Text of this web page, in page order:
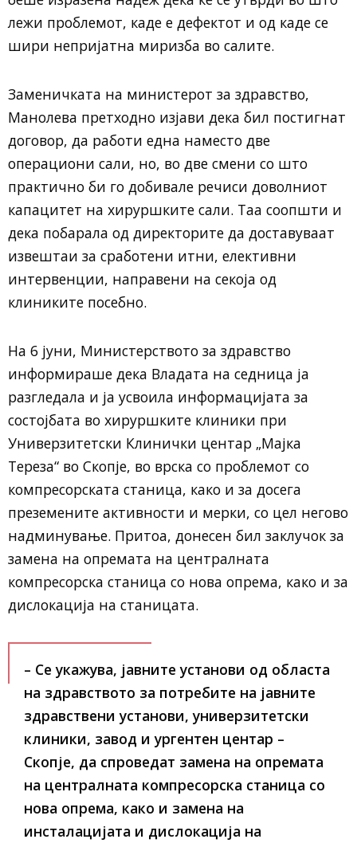
лежи проблемот, каде е дефектот и од каде се
шири непријатна миризба во салите.
Заменичката на министерот за здравство,
Манолева претходно изјави дека бил постигнат
договор, да работи една наместо две
операциони сали, но, во две смени со што
практично би го добивале речиси доволниот
капацитет на хируршките сали. Таа соопшти и
дека побарала од директорите да доставуваат
извештаи за сработени итни, елективни
интервенции, направени на секоја од
клиниките посебно.
На 6 јуни, Министерството за здравство
информираше дека Владата на седница ја
разгледала и ја усвоила информацијата за
состојбата во хируршките клиники при
Универзитетски Клинички центар „Мајка
Тереза“ во Скопје, во врска со проблемот со
компресорската станица, како и за досега
преземените активности и мерки, со цел негово
надминување. Притоа, донесен бил заклучок за
замена на опремата на централната
компресорска станица со нова опрема, како и за
дислокација на станицата.
– Се укажува, јавните установи од областа
на здравството за потребите на јавните
здравствени установи, универзитетски
клиники, завод и ургентен центар –
Скопје, да спроведат замена на опремата
на централната компресорска станица со
нова опрема, како и замена на
инсталацијата и дислокација на